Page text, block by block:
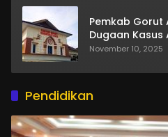
Pemkab Gorut
Dugaan Kasus
November 10, 2025
Pendidikan